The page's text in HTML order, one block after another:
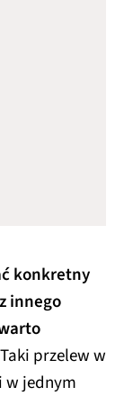
konkretny
innego
Taki przelew w
w jednym